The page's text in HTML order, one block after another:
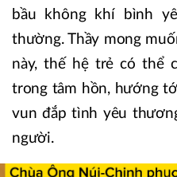
bầu không khí bình
thường. Thầy mong
này, thế hệ trẻ có thể
trong tâm hồn, hướng
vun đắp tình yêu
người.